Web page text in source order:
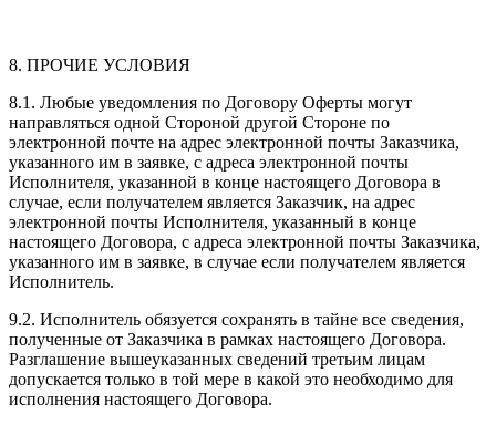
8. ПРОЧИЕ УСЛОВИЯ
8.1. Любые уведомления по Договору Оферты могут
направляться одной Стороной другой Стороне по
электронной почте на адрес электронной почты Заказчика,
указанного им в заявке, с адреса электронной почты
Исполнителя, указанной в конце настоящего Договора в
случае, если получателем является Заказчик, на адрес
электронной почты Исполнителя, указанный в конце
настоящего Договора, с адреса электронной почты Заказчика,
указанного им в заявке, в случае если получателем является
Исполнитель.
9.2. Исполнитель обязуется сохранять в тайне все сведения,
полученные от Заказчика в рамках настоящего Договора.
Разглашение вышеуказанных сведений третьим лицам
допускается только в той мере в какой это необходимо для
исполнения настоящего Договора.